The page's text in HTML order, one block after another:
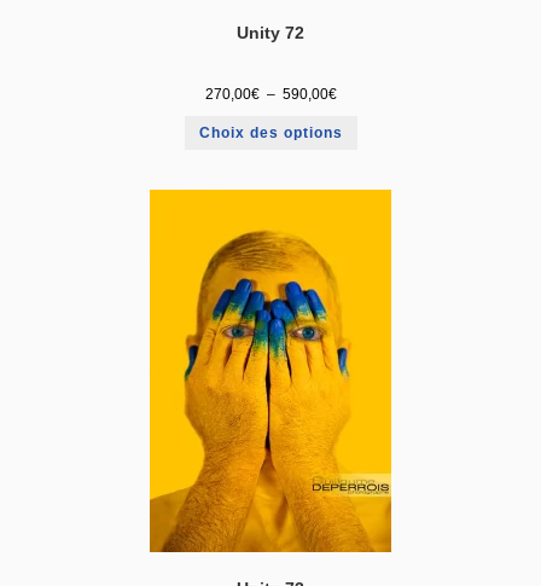
Unity 72
270,00€ – 590,00€
Choix des options